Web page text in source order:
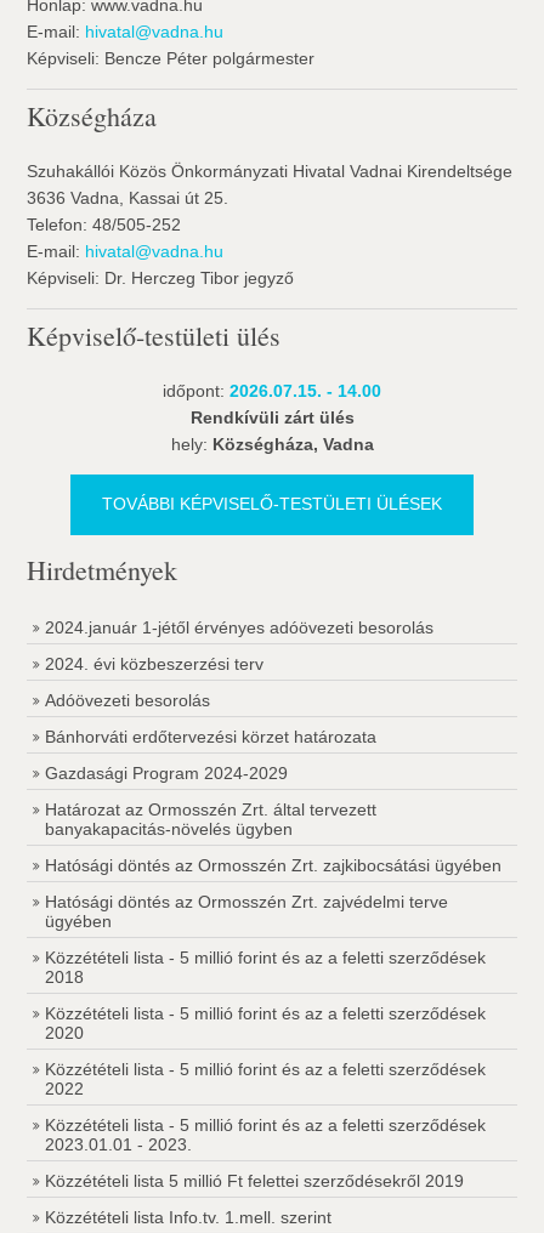
Honlap: www.vadna.hu
E-mail: hivatal@vadna.hu
Képviseli: Bencze Péter polgármester
Községháza
Szuhakállói Közös Önkormányzati Hivatal Vadnai Kirendeltsége
3636 Vadna, Kassai út 25.
Telefon: 48/505-252
E-mail: hivatal@vadna.hu
Képviseli: Dr. Herczeg Tibor jegyző
Képviselő-testületi ülés
időpont: 2026.07.15. - 14.00
Rendkívüli zárt ülés
hely: Községháza, Vadna
TOVÁBBI KÉPVISELŐ-TESTÜLETI ÜLÉSEK
Hirdetmények
2024.január 1-jétől érvényes adóövezeti besorolás
2024. évi közbeszerzési terv
Adóövezeti besorolás
Bánhorváti erdőtervezési körzet határozata
Gazdasági Program 2024-2029
Határozat az Ormosszén Zrt. által tervezett
banyakapacitás-növelés ügyben
Hatósági döntés az Ormosszén Zrt. zajkibocsátási ügyében
Hatósági döntés az Ormosszén Zrt. zajvédelmi terve
ügyében
Közzétételi lista - 5 millió forint és az a feletti szerződések
2018
Közzétételi lista - 5 millió forint és az a feletti szerződések
2020
Közzétételi lista - 5 millió forint és az a feletti szerződések
2022
Közzétételi lista - 5 millió forint és az a feletti szerződések
2023.01.01 - 2023.
Közzétételi lista 5 millió Ft felettei szerződésekről 2019
Közzétételi lista Info.tv. 1.mell. szerint